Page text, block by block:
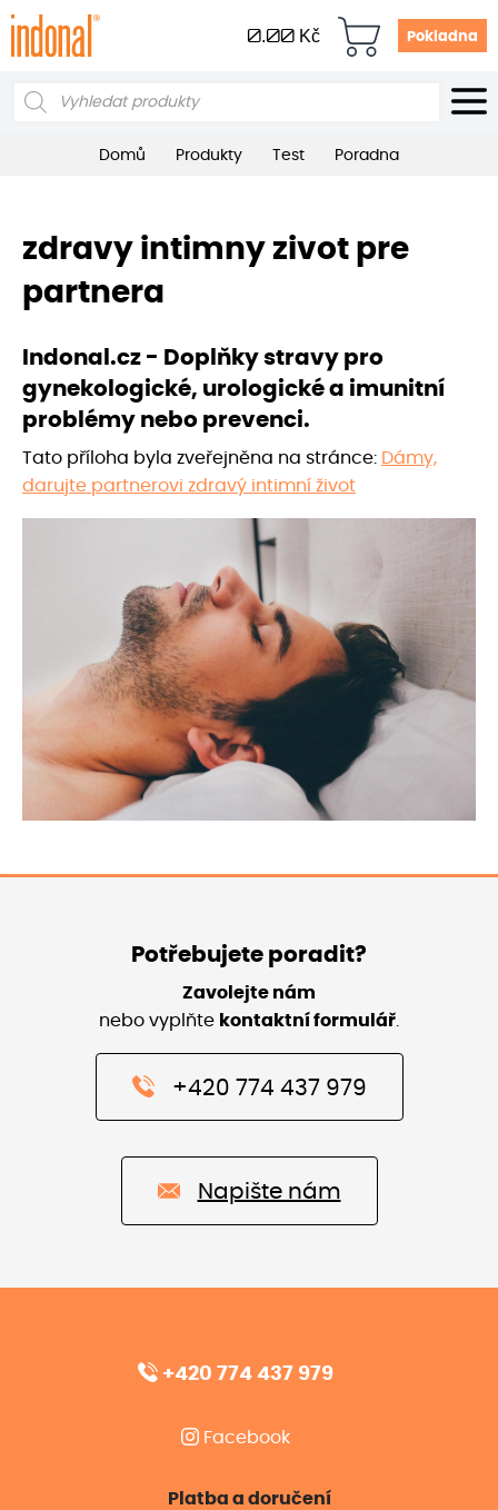
0.00 Kč Pokladna
Products
Domů Produkty Test Poradna
zdravy intimny zivot pre
partnera
Indonal.cz - Doplňky stravy pro
gynekologické, urologické a imunitní
problémy nebo prevenci.
Tato příloha byla zveřejněna na stránce: Dámy,
darujte partnerovi zdravý intimní život
Potřebujete poradit?
Zavolejte nám
nebo vyplňte kontaktní formulář
+420 774 437 979
Napište nám
+420 774 437 979
Facebook
Platba a doručení